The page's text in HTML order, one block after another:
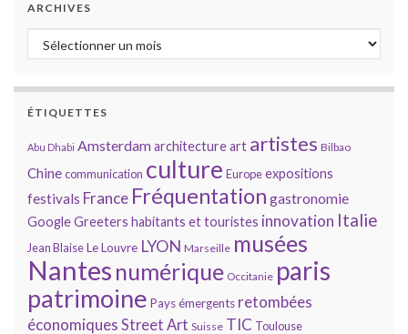
ARCHIVES
Archives
ÉTIQUETTES
Abu Dhabi Amsterdamarchitectureart artistes Bilbao
Chinecommunication culture Europeexpositions
festivals France Fréquentation gastronomie
GoogleGreeters habitants et touristes innovation Italie
Jean BlaiseLe Louvre LYON Marseille musées
Nantes numérique Occitanie paris
patrimoine Pays émergents retombées
économiques Street Art Suisse TIC Toulouse